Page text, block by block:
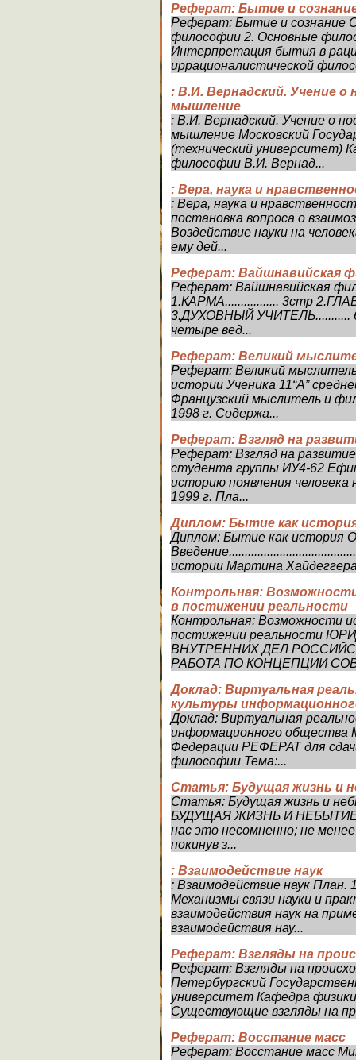
Реферат: Бытие и
Реферат: Бытие и сознание
философии 2. Основные
Интерпретация бытия в
иррационалистической
: В.И. Вернадский. Учение о
мышление
: В.И. Вернадский. Учение о
мышление Московский
(технический университет)
философии В.И. Вернад...
: Вера, наука и
: Вера, наука и
постановка вопроса о
Воздействие науки на
ему дей...
Реферат: Вайшнавийская
Реферат: Вайшнавийская
1.КАРМА................. 3стр
3.ДУХОВНЫЙ УЧИТЕЛЬ...........
четыре вед...
Реферат: Великий
Реферат: Великий
истории Ученика 11“А”
Французский мыслитель и
1998 г. Содержа...
Реферат: Взгляд на
Реферат: Взгляд на
студента группы ИУ4-62
историю появления
1999 г. Пла...
Диплом: Бытие как
Диплом: Бытие как история
истории Мартина Хайдеггера
Контрольная:
в постижении реальности
Контрольная: Возможности
постижении реальности
ВНУТРЕННИХ ДЕЛ
РАБОТА ПО КОНЦЕПЦИИ
Доклад: Виртуальная
культуры
Доклад: Виртуальная
информационного общества
Федерации РЕФЕРАТ для
философии Тема:...
Статья: Будущая жизнь и
Статья: Будущая жизнь и
БУДУЩАЯ ЖИЗНЬ И НЕБЫТИЕ
нас это несомненно; не
покинув з...
: Взаимодействие наук
: Взаимодействие наук План.
Механизмы связи науки и
взаимодействия наук на
взаимодействия нау...
Реферат: Взгляды на
Реферат: Взгляды на
Петербургский
университет Кафедра
Существующие взгляды на
Реферат: Восстание масс
Реферат: Восстание масс